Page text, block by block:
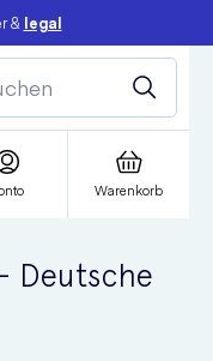
& legal
Warenkorb
Deutsche